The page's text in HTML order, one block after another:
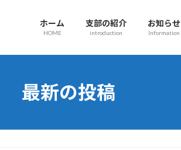
ホーム
HOME
支部の紹介
introduction
お知らせ
Information
最新の投稿